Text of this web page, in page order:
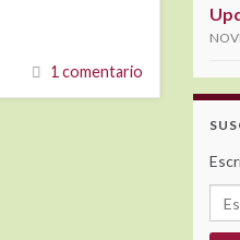
1 comentario